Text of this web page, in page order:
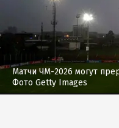
Матчи ЧМ-2026 могут
Фото Getty Images